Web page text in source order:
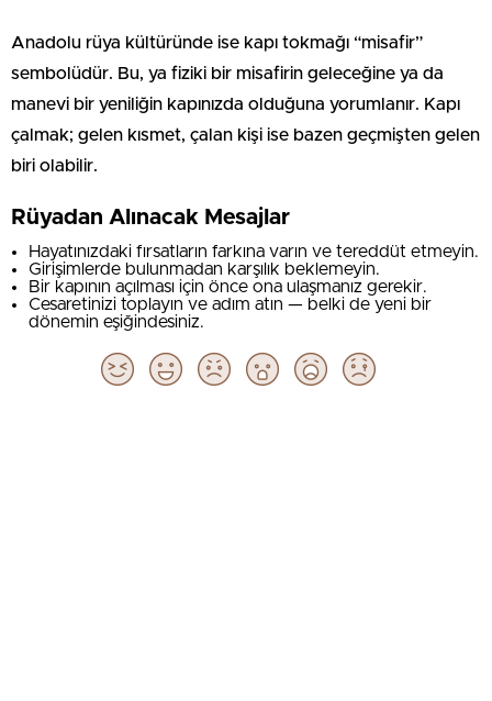
Anadolu rüya kültüründe ise kapı tokmağı “misafir”
sembolüdür. Bu, ya fiziki bir misafirin geleceğine ya da
manevi bir yeniliğin kapınızda olduğuna yorumlanır. Kapı
çalmak; gelen kısmet, çalan kişi ise bazen geçmişten gelen
biri olabilir.
Rüyadan Alınacak Mesajlar
Hayatınızdaki fırsatların farkına varın ve tereddüt etmeyin.
Girişimlerde bulunmadan karşılık beklemeyin.
Bir kapının açılması için önce ona ulaşmanız gerekir.
Cesaretinizi toplayın ve adım atın — belki de yeni bir
dönemin eşiğindesiniz.